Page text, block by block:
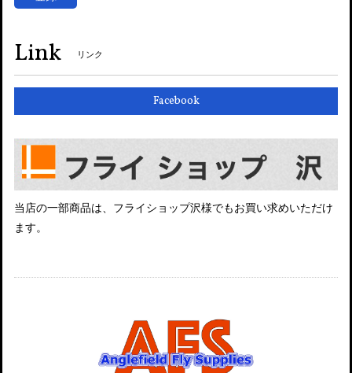
Link リンク
Facebook
当店の一部商品は、フライショップ沢様でもお買い求めいただけ
ます。